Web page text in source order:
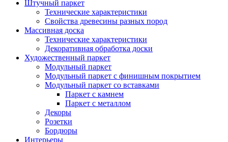
Штучный паркет
Технические характеристики
Свойства древесины разных пород
Массивная доска
Технические характеристики
Декоративная обработка доски
Художественный паркет
Модульный паркет
Модульный паркет с финишным покрытием
Модульный паркет со вставками
Паркет с камнем
Паркет с металлом
Декоры
Розетки
Бордюры
Интерьеры